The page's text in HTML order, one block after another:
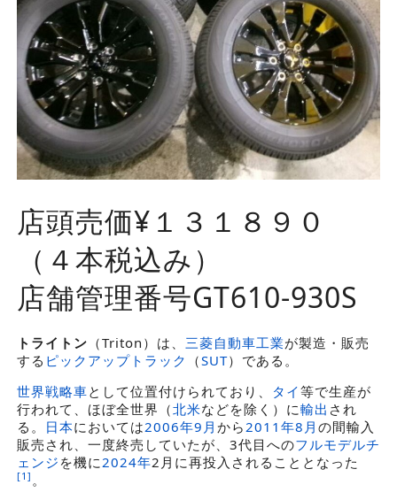
店頭売価¥１３１８９０
（４本税込み）
店舗管理番号GT610-930S
トライトン （Triton ）は、 三菱自動車工業が製造・販売
する ピックアップトラック （SUT）である。
世界戦略車として位置付けられており、 タイ等で生産が
行われて、ほぼ全世界（北米などを除く）に輸出 され
る。
日本においては2006年9月 から 2011年8月 の間輸入
販売され、一度終売していたが、3代目へのフルモデルチ
ェンジ を機に 2024年2月に再投入されることとなった
[1 ] 。